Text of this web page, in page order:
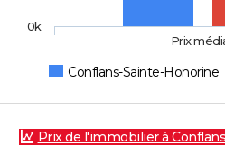
Conflans-Sainte-Honorine
Prix
0k
Prix de l'immobilier à